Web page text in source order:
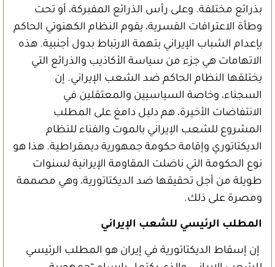
بذرائع مختلفة. وعلى رأس الذرائع المفبركة، أو تحت
وطأة الاعترافات القسرية، يقوم النظام الكهنوتي الحاكم
بإعدام الشباب الإيراني بتهمة الارتباط بدول أجنبية. هذه
الاتهامات هي جزء من سياسة الأكاذيب والذرائع التي
يختلقها النظام الحاكم ضد الشعب الإيراني. إن
السجناء، وخاصة السياسيين والمعتقلين في
الانتفاضات الأخيرة، هم دليل دامغ على المطلب
المشروع للشعب الإيراني بالموت والفناء للنظام
الديكتاتوري وإقامة حكومة جمهورية ديمقراطية. هذا هو
نوع الحكومة التي ناضلت المقاومة الإيرانية لسنوات
طويلة من أجل تحقيقها ضد الديكتاتورية، وهي مصممة
ومصرة على ذلك.
المطلب الرئيسي للشعب الإيراني
إن إسقاط الديكتاتورية في إيران هو المطلب الرئيسي